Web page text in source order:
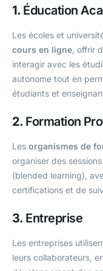
1. Éducation
Les écoles et
cours en ligne , offrir
interagir avec les
autonome tout en
étudiants et
2. Formation
Les organismes de
organiser des
(blended learning),
certifications et de
3. Entreprise
Les entreprises
leurs collaborateurs,